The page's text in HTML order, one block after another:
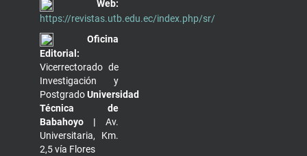
Web:
https://revistas.utb.edu.ec/index.php/sr/
Oficina
Editorial:
Vicerrectorado de
Investigación y
PostgradoUniversidad
Técnica de
Babahoyo | Av.
Universitaria, Km.
2,5 vía Flores